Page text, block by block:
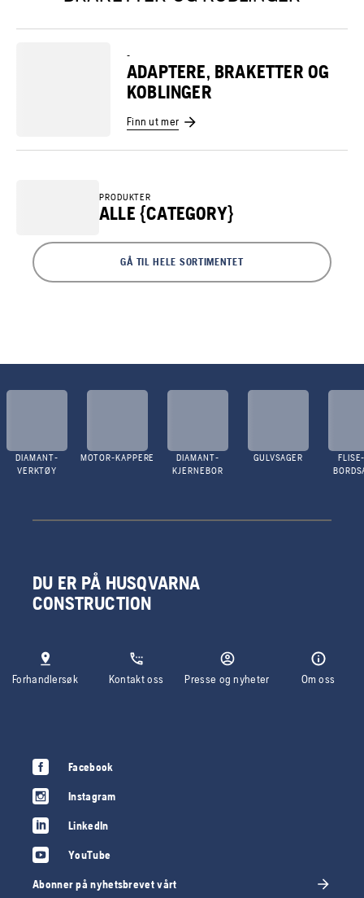
-
ADAPTERE, BRAKETTER OG
KOBLINGER
Finn ut mer
PRODUKTER
ALLE {CATEGORY}
GÅ TIL HELE SORTIMENTET
DIAMANT-
VERKTØY
MOTOR-KAPPERE
DIAMANT-
KJERNEBOR
GULVSAGER
DU ER PÅ HUSQVARNA
CONSTRUCTION
Forhandlersøk Kontakt oss Presse og nyheter Om oss
Facebook
Instagram
LinkedIn
YouTube
Abonner på nyhetsbrevet vårt